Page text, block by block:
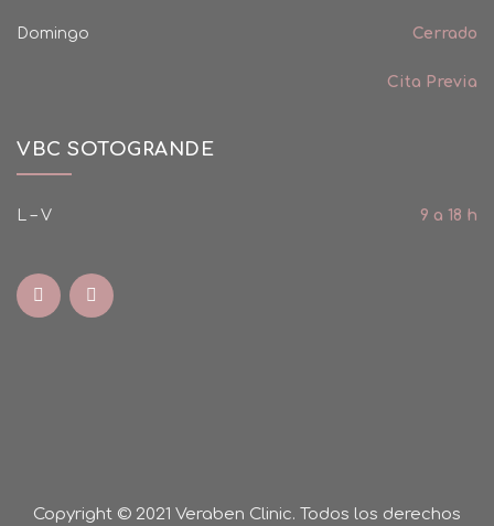
Domingo Cerrado
Cita Previa
VBC SOTOGRANDE
L – V 9 a 18 h
Copyright © 2021 Veraben Clinic. Todos los derechos